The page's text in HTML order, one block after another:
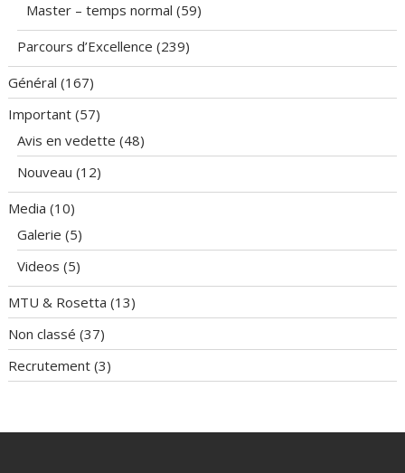
Master – temps normal (59)
Parcours d’Excellence (239)
Général (167)
Important (57)
Avis en vedette (48)
Nouveau (12)
Media (10)
Galerie (5)
Videos (5)
MTU & Rosetta (13)
Non classé (37)
Recrutement (3)